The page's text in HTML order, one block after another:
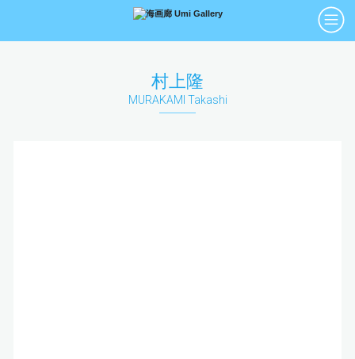
村上隆
MURAKAMI Takashi